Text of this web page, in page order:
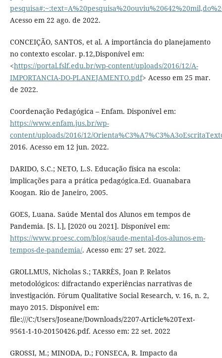
Acesso em 22 ago. de 2022.
CONCEIÇÃO, SANTOS, et al. A importância do planejamento
no contexto escolar. p.12,Disponível em:
<https://portal.fslf.edu.br/wp-content/uploads/2016/12/A-
IMPORTANCIA-DO-PLANEJAMENTO.pdf> Acesso em 25 mar.
de 2022.
Coordenação Pedagógica – Enfam. Disponível em:
https://www.enfam.jus.br/wp-
content/uploads/2016/12/
2016. Acesso em 12 jun. 2022.
DARIDO, S.C.; NETO, L.S. Educação física na escola:
implicações para a prática pedagógica.Ed. Guanabara
Koogan. Rio de Janeiro, 2005.
GOES, Luana. Saúde Mental dos Alunos em tempos de
Pandemia. [S. l.], [2020 ou 2021]. Disponível em:
https://www.proesc.com/blog/saude-mental-dos-alunos-em-
tempos-de-pandemia/. Acesso em: 27 set. 2022.
GROLLMUS, Nicholas S.; TARRÈS, Joan P. Relatos
metodológicos: difractando experiências narrativas de
investigación. Fórum Qualitative Social Research, v. 16, n. 2,
mayo 2015. Disponível em:
file:///C:/Users/Joseane/Downloads/2207-Article%20Text-
9561-1-10-20150426.pdf. Acesso em: 22 set. 2022
GROSSI, M.; MINODA, D.; FONSECA, R. Impacto da